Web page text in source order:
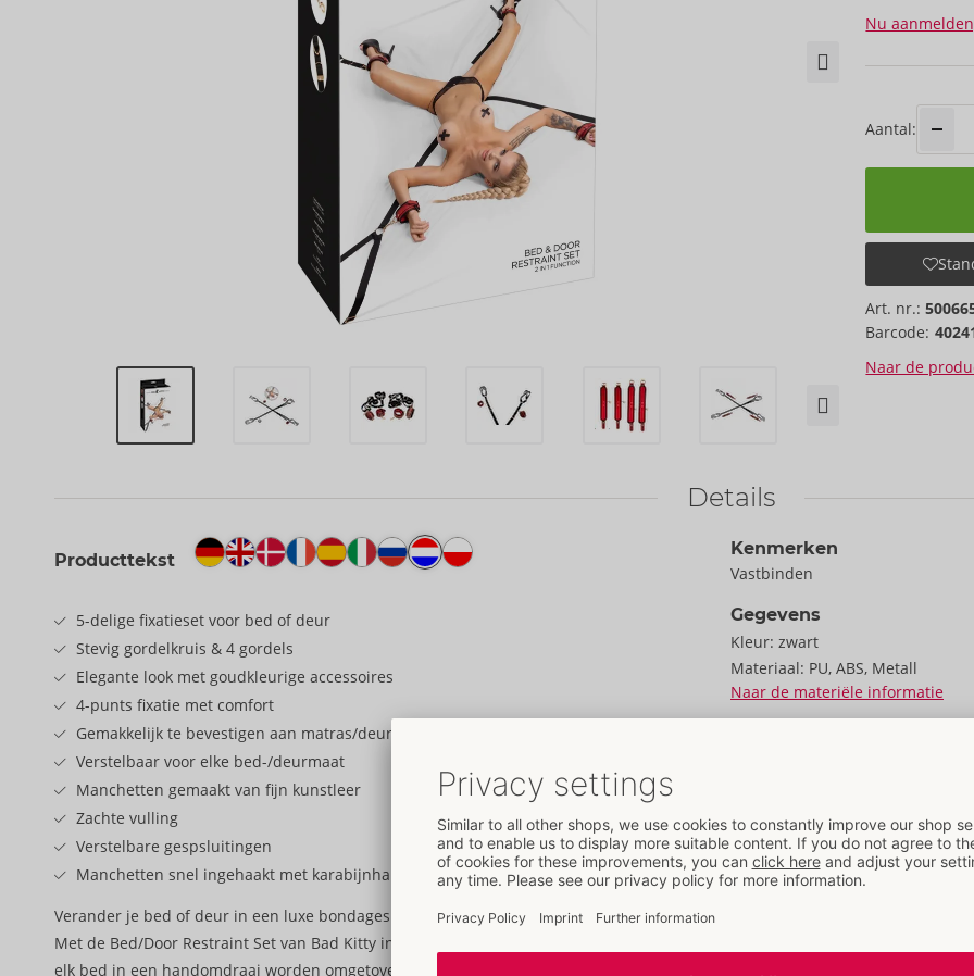
Nu
Aantal:
Art. nr.:
Barcode:
Naar de
Details
Producttekst
5-delige fixatieset voor bed of deur
Stevig gordelkruis & 4 gordels
Elegante look met goudkleurige accessoires
4-punts fixatie met comfort
Gemakkelijk te bevestigen aan matras/deur
Verstelbaar voor elke bed-/deurmaat
Manchetten gemaakt van fijn kunstleer
Zachte vulling
Verstelbare gespsluitingen
Manchetten snel ingehaakt met karabijnhaken
Verander je bed of deur in een luxe bondagespeeltuin!
Met de Bed/Door Restraint Set van Bad Kitty in een stijlvolle zwart/rode look kan
elk bed in een handomdraai worden omgetoverd in een stijlvolle
Kenmerken
Vastbinden
Gegevens
Kleur: zwart
Materiaal: PU, ABS, Metall
Naar de materiële informatie
Breedte: 18,5 cm
Hoogte: 10 cm
Lengte: 28 cm
Verpakkings­eenheid / doos: 12